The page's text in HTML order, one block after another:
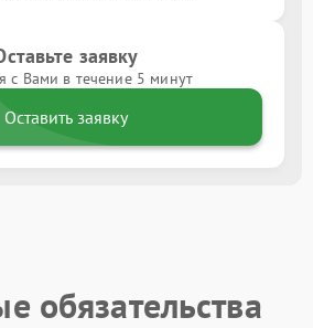
заявку
с Вами в течение 5 минут
Оставить заявку
обязательства